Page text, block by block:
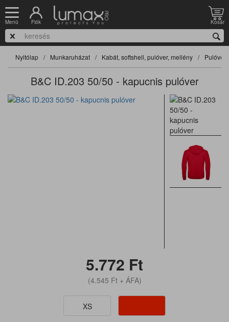
Menü Fiók Kosár
Nyitólap Munkaruházat Kabát, softshell, pulóver, mellény Pulóver
B&C ID.203 50/50 - kapucnis pulóver
5.772 Ft
(4.545 Ft+ ÁFA)
XS